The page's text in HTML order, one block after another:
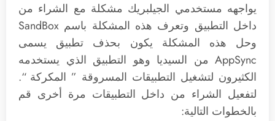
يواجهه مستخدمي الجيلبريك مشكلة مع الشراء من
داخل التطبيق وتعرف هذه المشكلة باسم SandBox
وحل هذه المشكلة يكون بحذف تطبيق يسمى
AppSync من السيديا وهو التطبيق الذي يستخدمه
الكثيرون لتشغيل التطبيقات المسروقة ” المكركة “.
لتفعيل الشراء من داخل التطبيقات مرة أخرى قم
بالخطوات التالية: